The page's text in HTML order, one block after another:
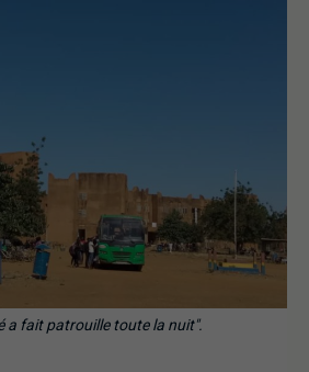
a fait patrouille toute la nuit".